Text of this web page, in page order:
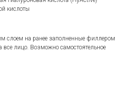
кислоты
слоем на ранее заполненные филлером
лицо. Возможно самостоятельное